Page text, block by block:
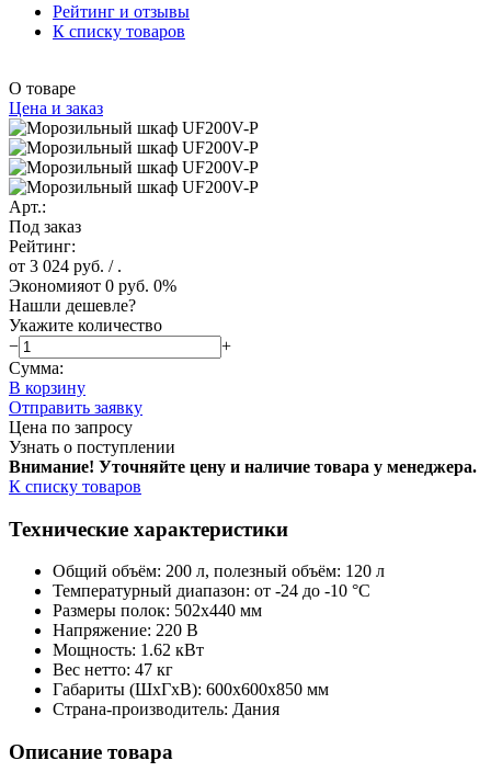
Рейтинг и отзывы
К списку товаров
О товаре
Цена и заказ
Арт.:
Под заказ
Рейтинг:
от 3 024 руб. / .
Экономияот 0 руб. 0%
Нашли дешевле?
Укажите количество
−
+
Сумма:
В корзину
Отправить заявку
Цена по запросу
Узнать о поступлении
Внимание! Уточняйте цену и наличие товара у менеджера.
К списку товаров
Технические характеристики
Общий объём: 200 л, полезный объём: 120 л
Температурный диапазон: от -24 до -10 °C
Размеры полок: 502x440 мм
Напряжение: 220 В
Мощность: 1.62 кВт
Вес нетто: 47 кг
Габариты (ШxГxВ): 600x600x850 мм
Страна-производитель: Дания
Описание товара